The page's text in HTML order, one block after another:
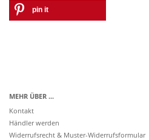
pin it
MEHR ÜBER ...
Kontakt
Händler werden
Widerrufsrecht & Muster-Widerrufsformular